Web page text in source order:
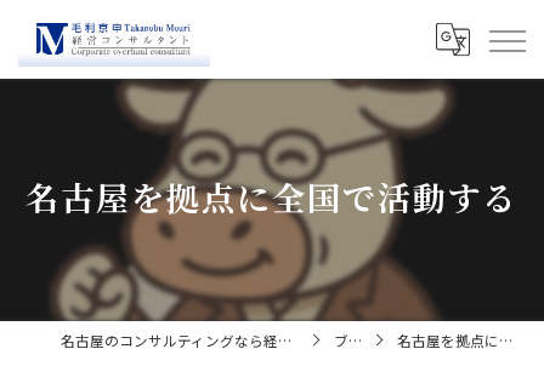
名古屋を拠点に全国で活動する
名古屋のコンサルティングなら経営コンサルタント毛利京申 ブログ 名古屋を拠点に全国で活動する